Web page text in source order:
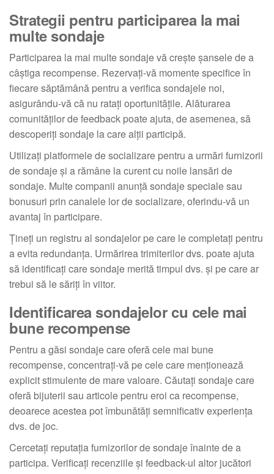
Strategii pentru participarea la mai
multe sondaje
Participarea la mai multe sondaje vă crește șansele de a
câștiga recompense. Rezervați-vă momente specifice în
fiecare săptămână pentru a verifica sondajele noi,
asigurându-vă că nu ratați oportunitățile. Alăturarea
comunităților de feedback poate ajuta, de asemenea, să
descoperiți sondaje la care alții participă.
Utilizați platformele de socializare pentru a urmări furnizorii
de sondaje și a rămâne la curent cu noile lansări de
sondaje. Multe companii anunță sondaje speciale sau
bonusuri prin canalele lor de socializare, oferindu-vă un
avantaj în participare.
Țineți un registru al sondajelor pe care le completați pentru
a evita redundanța. Urmărirea trimiterilor dvs. poate ajuta
să identificați care sondaje merită timpul dvs. și pe care ar
trebui să le săriți în viitor.
Identificarea sondajelor cu cele mai
bune recompense
Pentru a găsi sondaje care oferă cele mai bune
recompense, concentrați-vă pe cele care menționează
explicit stimulente de mare valoare. Căutați sondaje care
oferă bijuterii sau articole pentru eroi ca recompense,
deoarece acestea pot îmbunătăți semnificativ experiența
dvs. de joc.
Cercetați reputația furnizorilor de sondaje înainte de a
participa. Verificați recenziile și feedback-ul altor jucători